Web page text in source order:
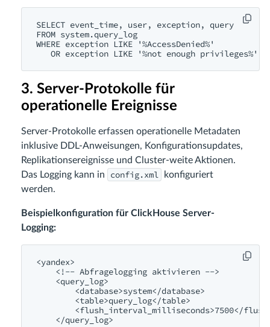
SELECT event_time, user, exception, query
FROM system.query_log
WHERE exception LIKE '%AccessDenied%'
3. Server-Protokolle für
operationelle Ereignisse
Server-Protokolle erfassen operationelle Metadaten
inklusive DDL-Anweisungen, Konfigurationsupdates,
Replikationsereignisse und Cluster-weite Aktionen.
Das Logging kann in
config.xml
konfiguriert
werden.
Beispielkonfiguration für ClickHouse Server-
Logging:
<yandex>
    <!-- Abfragelogging aktivieren -->
    <query_log>
        <database>system</database>
        <table>query_log</table>
<flush_interval_milliseconds>7500</
    </query_log>